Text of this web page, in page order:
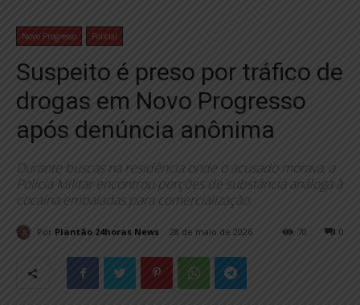
Novo Progresso Policial
Suspeito é preso por tráfico de
drogas em Novo Progresso
após denúncia anônima
Durante buscas na residência onde o acusado morava, a
Polícia Militar encontrou porções de substância análoga à
cocaína embaladas para comercialização.
Por Plantão 24horas News 28 de maio de 2026 0
70